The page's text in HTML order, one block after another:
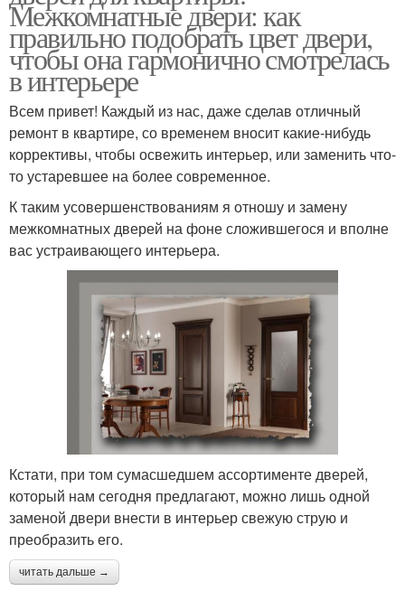
Межкомнатные двери: как
правильно подобрать цвет двери,
чтобы она гармонично смотрелась
в интерьере
Всем привет! Каждый из нас, даже сделав отличный
ремонт в квартире, со временем вносит какие-нибудь
коррективы, чтобы освежить интерьер, или заменить что-
то устаревшее на более современное.
К таким усовершенствованиям я отношу и замену
межкомнатных дверей на фоне сложившегося и вполне
вас устраивающего интерьера.
Кстати, при том сумасшедшем ассортименте дверей,
который нам сегодня предлагают, можно лишь одной
заменой двери внести в интерьер свежую струю и
преобразить его.
читать дальше →